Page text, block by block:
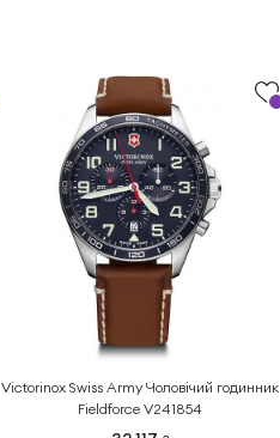
Victorinox Swiss Army Чоловічий годинник
Fieldforce V241854